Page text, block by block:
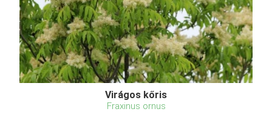
Virágos kőris
Fraxinus ornus